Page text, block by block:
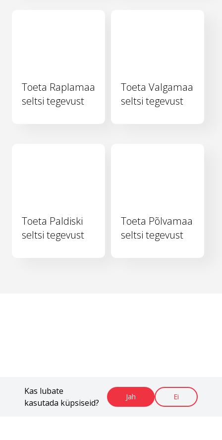
Kas lubate
kasutada küpsiseid?
Jah Ei
Toeta Raplamaa
seltsi tegevust
Toeta Valgamaa
seltsi tegevust
Toeta Paldiski
seltsi tegevust
Toeta Põlvamaa
seltsi tegevust